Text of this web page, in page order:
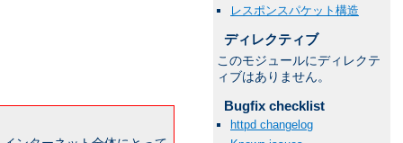
レスポンスパケット構造
ディレクティブ
このモジュールにディレクテ
ィブはありません。
Bugfix checklist
httpd changelog